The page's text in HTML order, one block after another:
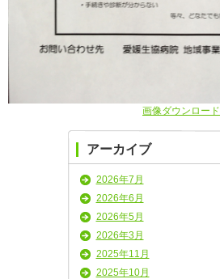
画像ダウンロード
アーカイブ
2026年7月
2026年6月
2026年5月
2026年3月
2025年11月
2025年10月